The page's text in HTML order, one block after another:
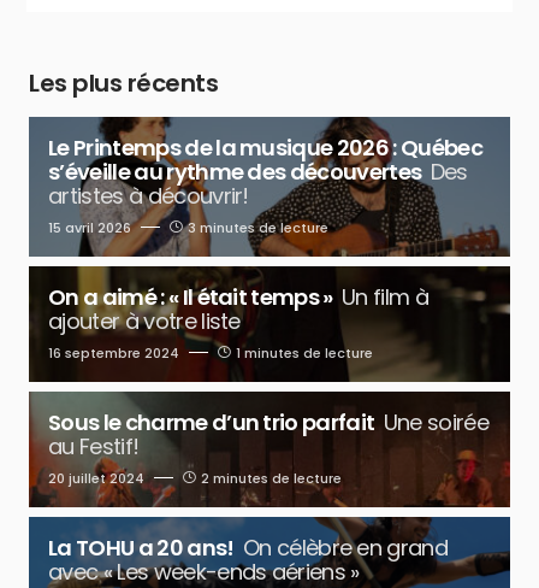
Les plus récents
Le Printemps de la musique 2026 : Québec
s’éveille au rythme des découvertes Des
artistes à découvrir!
15 avril 2026 3 minutes de lecture
On a aimé : « Il était temps » Un film à
ajouter à votre liste
16 septembre 2024 1 minutes de lecture
Sous le charme d’un trio parfait Une soirée
au Festif!
20 juillet 2024 2 minutes de lecture
La TOHU a 20 ans! On célèbre en grand
avec « Les week-ends aériens »